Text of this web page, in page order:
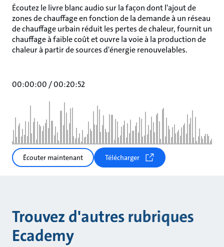
Écoutez le livre blanc audio sur la façon dont l'ajout de
zones de chauffage en fonction de la demande à un réseau
de chauffage urbain réduit les pertes de chaleur, fournit un
chauffage à faible coût et ouvre la voie à la production de
chaleur à partir de sources d'énergie renouvelables.
00:00:00 /00:20:52
Écouter maintenant Télécharger
Trouvez d'autres rubriques
Ecademy